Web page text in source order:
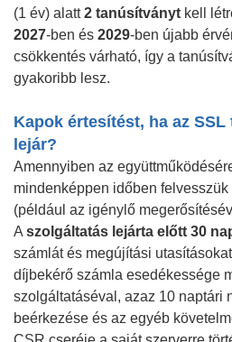
(1 év) alatt2 tanúsítványt kell
2027-ben és 2029-ben újabb
csökkentés várható, így a
gyakoribb lesz.
Kapok értesítést, ha az
lejár?
Amennyiben az
mindenképpen időben
(például az igénylő
A szolgáltatás lejárta előtt 30
számlát és megújítási
díjbekérő számla esedékessége
szolgáltatáséval, azaz 10 naptári
beérkezése és az egyéb